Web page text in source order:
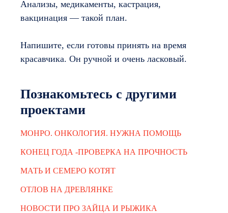
Анализы, медикаменты, кастрация,
вакцинация — такой план.
Напишите, если готовы принять на время
красавчика. Он ручной и очень ласковый.
Познакомьтесь с другими
проектами
МОНРО. ОНКОЛОГИЯ. НУЖНА ПОМОЩЬ
КОНЕЦ ГОДА -ПРОВЕРКА НА ПРОЧНОСТЬ
МАТЬ И СЕМЕРО КОТЯТ
ОТЛОВ НА ДРЕВЛЯНКЕ
НОВОСТИ ПРО ЗАЙЦА И РЫЖИКА